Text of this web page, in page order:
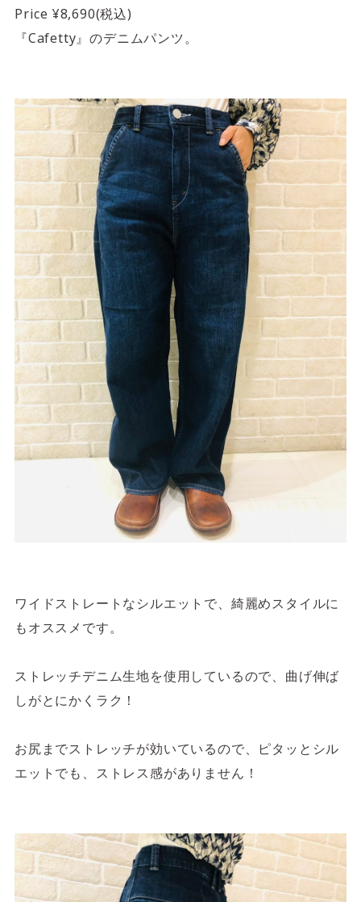
Price ¥8,690(税込)
『Cafetty』のデニムパンツ。
ワイドストレートなシルエットで、綺麗めスタイルに
もオススメです。
ストレッチデニム生地を使用しているので、曲げ伸ば
しがとにかくラク！
お尻までストレッチが効いているので、ピタッとシル
エットでも、ストレス感がありません！